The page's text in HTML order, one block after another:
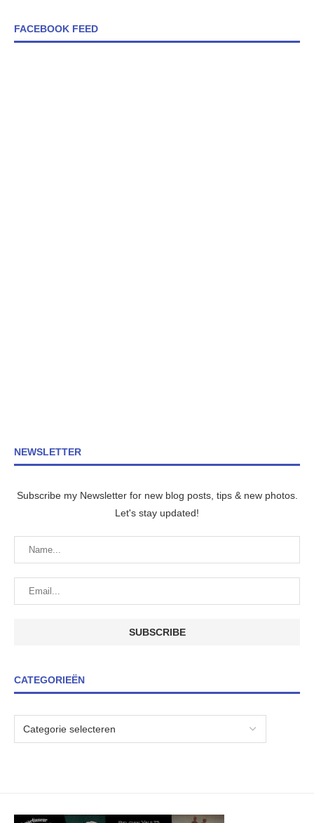
FACEBOOK FEED
NEWSLETTER
Subscribe my Newsletter for new blog posts, tips & new photos.
Let's stay updated!
CATEGORIEËN